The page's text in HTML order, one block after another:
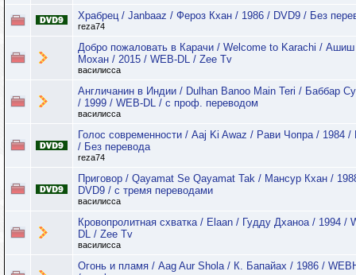
Храбрец / Janbaaz / Фероз Кхан / 1986 / DVD9 / Без
reza74
Добро пожаловать в Карачи / Welcome to Karachi / Ашиш
Мохан / 2015 / WEB-DL / Zee Tv
василисса
Англичанин в Индии / Dulhan Banoo Main Teri / Баббар
/ 1999 / WEB-DL / с проф. переводом
василисса
Голос современности / Aaj Ki Awaz / Рави Чопра / 1984 /
/ Без перевода
reza74
Приговор / Qayamat Se Qayamat Tak / Мансур Кхан /
DVD9 / с тремя переводами
василисса
Кровопролитная схватка / Elaan / Гудду Дханоа / 1994 /
DL / Zee Tv
василисса
Огонь и пламя / Aag Aur Shola / К. Бапайах / 1986 /